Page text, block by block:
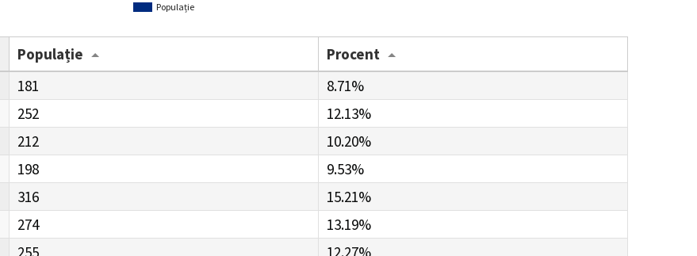
Populație
Populație
Procent
181
8.71%
252
12.13%
212
10.20%
198
9.53%
316
15.21%
274
13.19%